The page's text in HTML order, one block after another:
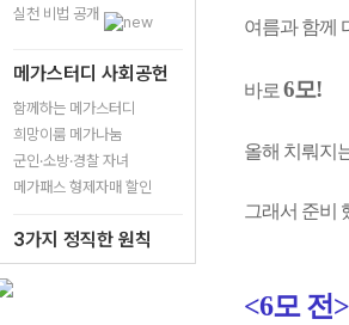
실천 비법 공개
메가스터디 사회공헌
함께하는 메가스터디
희망이룸 메가나눔
군인·소방·경찰 자녀
메가패스 형제자매 할인
3가지 정직한 원칙
여름과 함께
바로 6모!
올해 치뤄지
그래서 준비
<6모 전>